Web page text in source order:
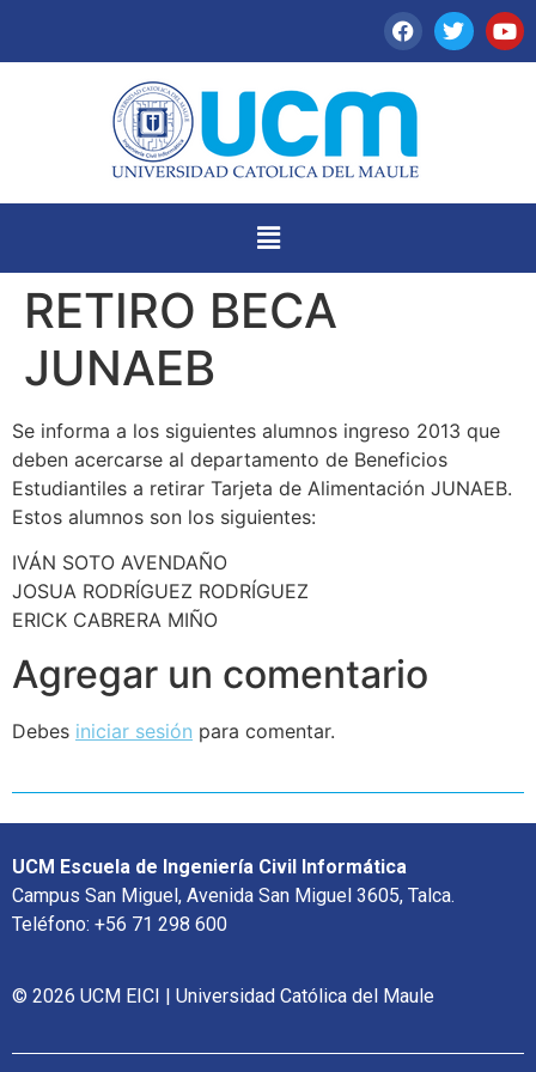
RETIRO BECA
JUNAEB
Se informa a los siguientes alumnos ingreso 2013 que
deben acercarse al departamento de Beneficios
Estudiantiles a retirar Tarjeta de Alimentación JUNAEB.
Estos alumnos son los siguientes:
IVÁN SOTO AVENDAÑO
JOSUA RODRÍGUEZ RODRÍGUEZ
ERICK CABRERA MIÑO
Agregar un comentario
Debes iniciar sesión para comentar.
UCM Escuela de Ingeniería Civil Informática
Campus San Miguel, Avenida San Miguel 3605, Talca.
Teléfono: +56 71 298 600
© 2026 UCM EICI | Universidad Católica del Maule